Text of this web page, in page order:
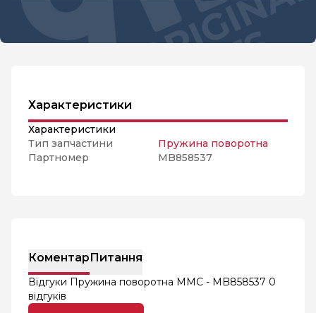
Характеристики
Характеристики
Тип запчастини
Пружина поворотна
Партномер
MB858537
КоментарПитання
Відгуки Пружина поворотна MMC - MB858537 0
відгуків